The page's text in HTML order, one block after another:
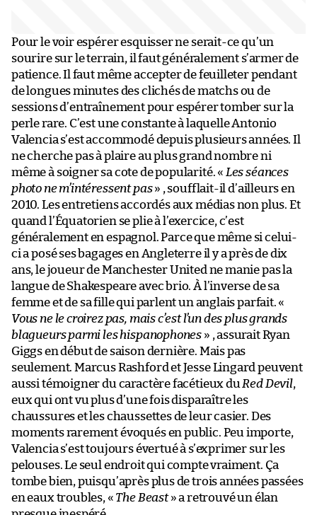
Pour le voir espérer esquisser ne serait-ce qu’un
sourire sur le terrain, il faut généralement s’armer de
patience. Il faut même accepter de feuilleter pendant
de longues minutes des clichés de matchs ou de
sessions d’entraînement pour espérer tomber sur la
perle rare. C’est une constante à laquelle Antonio
Valencia s’est accommodé depuis plusieurs années. Il
ne cherche pas à plaire au plus grand nombre ni
même à soigner sa cote de popularité. « Les séances
photo ne m’intéressent pas» , soufflait-il d’ailleurs en
2010. Les entretiens accordés aux médias non plus. Et
quand l’Équatorien se plie à l’exercice, c’est
généralement en espagnol. Parce que même si celui-
ci a posé ses bagages en Angleterre il y a près de dix
ans, le joueur de Manchester United ne manie pas la
langue de Shakespeare avec brio. À l’inverse de sa
femme et de sa fille qui parlent un anglais parfait. «
Vous ne le croirez pas, mais c’est l’un des plus grands
blagueurs parmi les hispanophones » , assurait Ryan
Giggs en début de saison dernière. Mais pas
seulement. Marcus Rashford et Jesse Lingard peuvent
aussi témoigner du caractère facétieux du Red Devil,
eux qui ont vu plus d’une fois disparaître les
chaussures et les chaussettes de leur casier. Des
moments rarement évoqués en public. Peu importe,
Valencia s’est toujours évertué à s’exprimer sur les
pelouses. Le seul endroit qui compte vraiment. Ça
tombe bien, puisqu’après plus de trois années passées
en eaux troubles, « The Beast» a retrouvé un élan